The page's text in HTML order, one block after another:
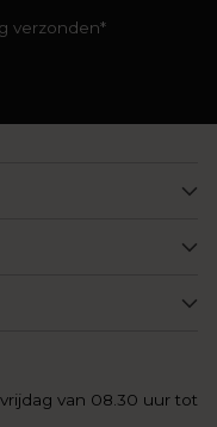
verzonden*
van 08.30 uur tot